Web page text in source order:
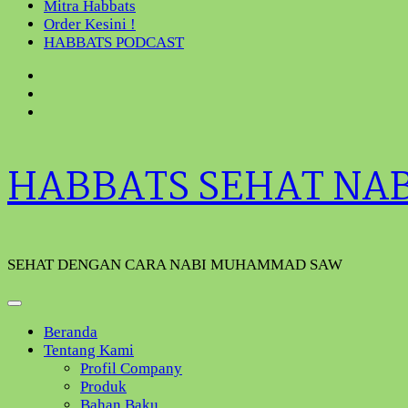
Mitra Habbats
Order Kesini !
HABBATS PODCAST
HABBATS SEHAT
SEHAT DENGAN CARA NABI MUHAMMAD SAW
Beranda
Tentang Kami
Profil Company
Produk